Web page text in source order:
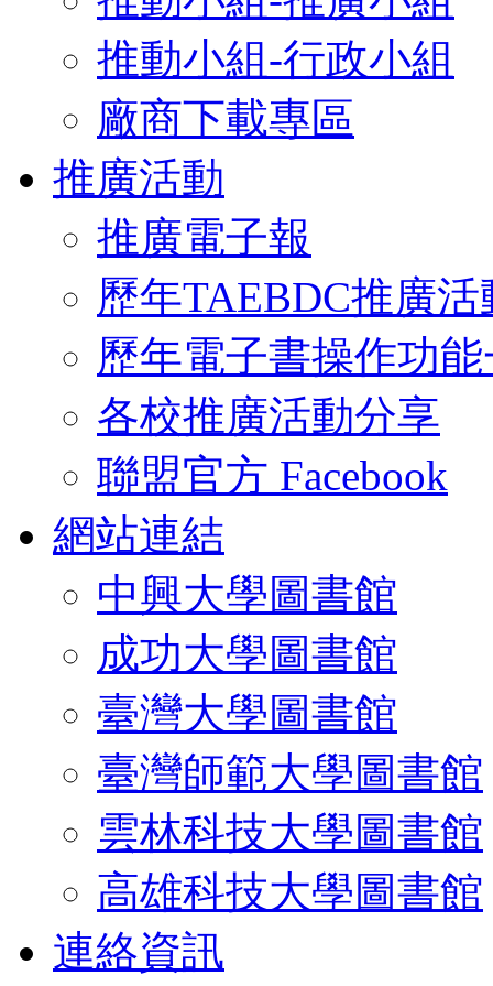
推動小組-行政小組
廠商下載專區
推廣活動
推廣電子報
歷年TAEBDC推廣活
歷年電子書操作功
各校推廣活動分享
聯盟官方 Facebook
網站連結
中興大學圖書館
成功大學圖書館
臺灣大學圖書館
臺灣師範大學圖書館
雲林科技大學圖書館
高雄科技大學圖書館
連絡資訊